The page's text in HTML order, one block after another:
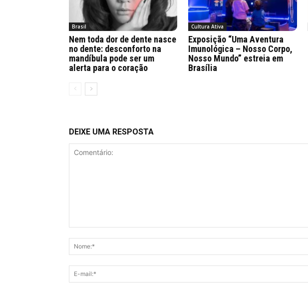
Brasil
Nem toda dor de dente nasce
no dente: desconforto na
mandíbula pode ser um
alerta para o coração
Cultura Ativa
Exposição “Uma Aventura
Imunológica – Nosso Corpo,
Nosso Mundo” estreia em
Brasília
DEIXE UMA RESPOSTA